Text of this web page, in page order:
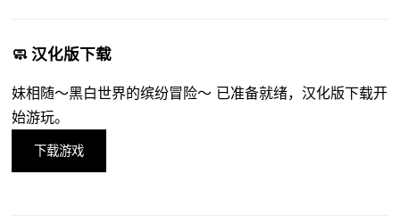
🧼 汉化版下载
妹相随～黑白世界的缤纷冒险～ 已准备就绪，汉化版下载开
始游玩。
下载游戏